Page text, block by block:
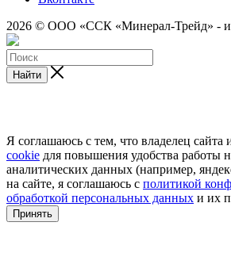
2026 © ООО «ССК «Минерал-Трейд» -
Найти
Я соглашаюсь с тем, что владелец сайта
cookie для повышения удобства работы
аналитических данных (например,
на сайте, я соглашаюсь с политикой
обработкой персональных данных и их
Принять